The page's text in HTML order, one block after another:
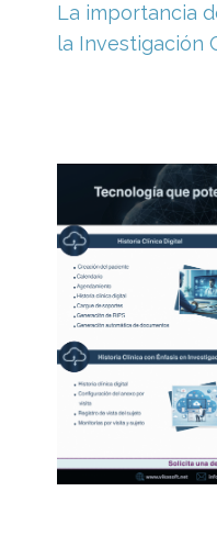
La importancia
la Investigación